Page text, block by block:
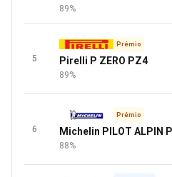
89%
5
Prémio
Pirelli P ZERO PZ4
89%
6
Prémio
Michelin PILOT ALPIN
88%